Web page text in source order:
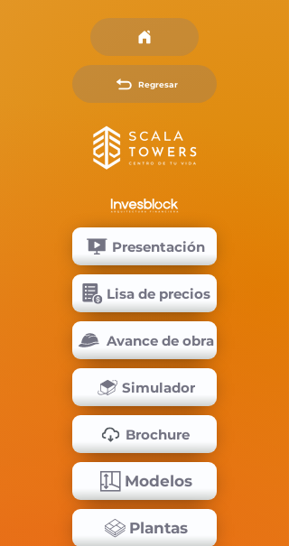
Regresar
Presentación
Lisa de precios
Avance de obra
Simulador
Brochure
Modelos
Plantas